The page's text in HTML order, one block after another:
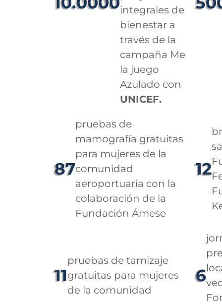
integrales de
bienestar a
través de la
campaña Me
la juego
Azulado con
UNICEF.
87
pruebas de
mamografía gratuitas
para mujeres de la
comunidad
aeroportuaria con la
colaboración de la
Fundación Ámese
12
11
pruebas de tamizaje
gratuitas para mujeres
de la comunidad
6